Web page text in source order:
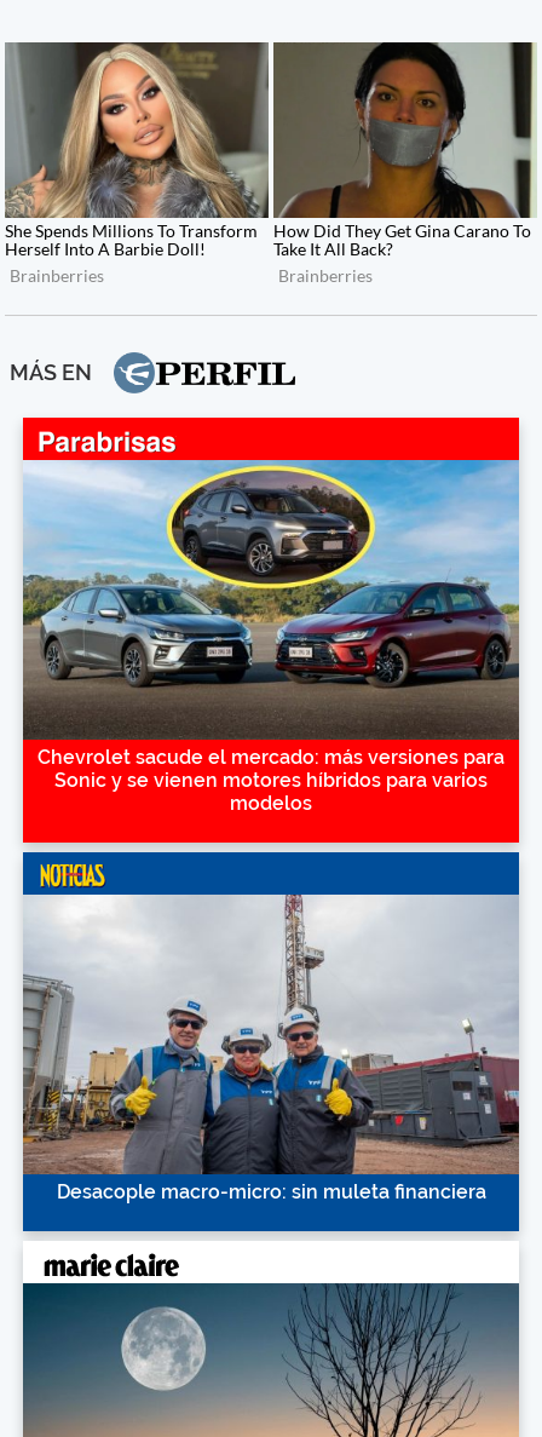
MÁS EN
Chevrolet sacude el mercado: más versiones para
Sonic y se vienen motores híbridos para varios
modelos
Desacople macro-micro: sin muleta financiera